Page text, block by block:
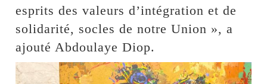
esprits des valeurs d’intégration et de
solidarité, socles de notre Union », a
ajouté Abdoulaye Diop.